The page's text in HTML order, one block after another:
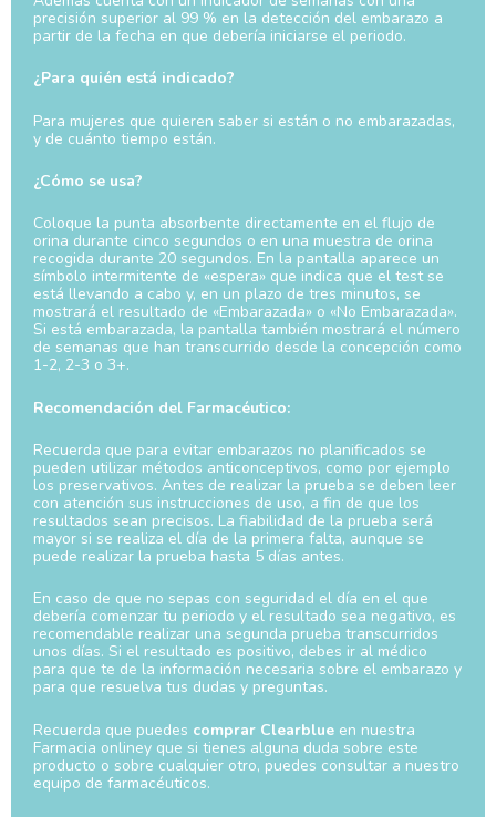
precisión superior al 99 % en la detección del embarazo a
partir de la fecha en que debería iniciarse el periodo.
¿Para quién está indicado?
Para mujeres que quieren saber si están o no embarazadas,
y de cuánto tiempo están.
¿Cómo se usa?
Coloque la punta absorbente directamente en el flujo de
orina durante cinco segundos o en una muestra de orina
recogida durante 20 segundos. En la pantalla aparece un
símbolo intermitente de «espera» que indica que el test se
está llevando a cabo y, en un plazo de tres minutos, se
mostrará el resultado de «Embarazada» o «No Embarazada».
Si está embarazada, la pantalla también mostrará el número
de semanas que han transcurrido desde la concepción como
1-2, 2-3 o 3+.
Recomendación del Farmacéutico:
Recuerda que para evitar embarazos no planificados se
pueden utilizar métodos anticonceptivos, como por ejemplo
los preservativos. Antes de realizar la prueba se deben leer
con atención sus instrucciones de uso, a fin de que los
resultados sean precisos. La fiabilidad de la prueba será
mayor si se realiza el día de la primera falta, aunque se
puede realizar la prueba hasta 5 días antes.
En caso de que no sepas con seguridad el día en el que
debería comenzar tu periodo y el resultado sea negativo, es
recomendable realizar una segunda prueba transcurridos
unos días. Si el resultado es positivo, debes ir al médico
para que te de la información necesaria sobre el embarazo y
para que resuelva tus dudas y preguntas.
Recuerda que puedes comprar Clearblue en nuestra
Farmacia onliney que si tienes alguna duda sobre este
producto o sobre cualquier otro, puedes consultar a nuestro
equipo de farmacéuticos.